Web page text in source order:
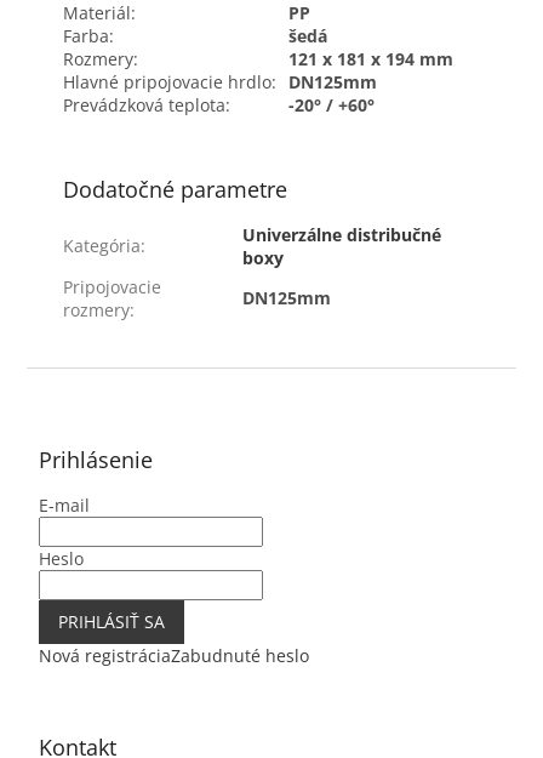
Materiál:
PP
Farba:
šedá
Rozmery:
121 x 181 x 194 mm
Hlavné pripojovacie hrdlo:
DN125mm
Prevádzková teplota:
-20° / +60°
Dodatočné parametre
Kategória:
Univerzálne distribučné
boxy
Pripojovacie
rozmery:
DN125mm
Prihlásenie
E-mail
Heslo
PRIHLÁSIŤ SA
Nová registráciaZabudnuté heslo
Kontakt